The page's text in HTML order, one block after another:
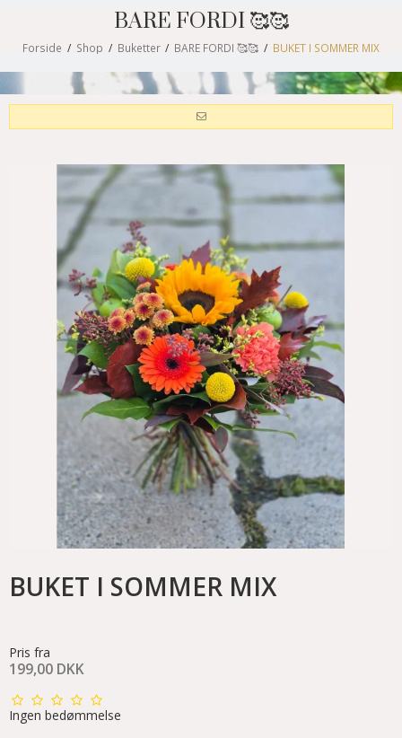
BARE FORDI 🥰🥰
Forside / Shop / Buketter / BARE FORDI 🥰🥰 / BUKET I SOMMER MIX
BUKET I SOMMER MIX
Pris fra
199,00 DKK
Ingen bedømmelse